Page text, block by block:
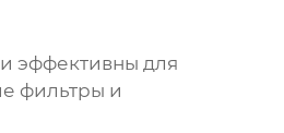
эффективны для
фильтры и